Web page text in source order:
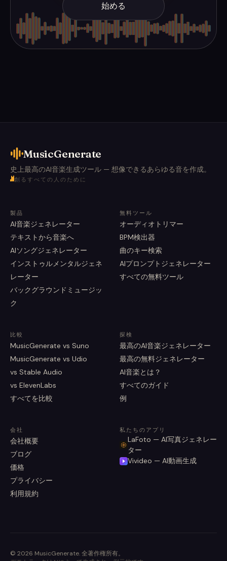
始める
MusicGenerate
史上最高のAI音楽生成ツール — 想像できるあらゆる音を作成。
創るすべての人のために
製品
AI音楽ジェネレーター
テキストから音楽へ
AIソングジェネレーター
インストゥルメンタルジェネ
レーター
バックグラウンドミュージッ
ク
無料ツール
オーディオトリマー
BPM検出器
曲のキー検索
AIプロンプトジェネレーター
すべての無料ツール
比較
MusicGenerate vs Suno
MusicGenerate vs Udio
vs Stable Audio
vs ElevenLabs
すべてを比較
探検
最高のAI音楽ジェネレーター
最高の無料ジェネレーター
AI音楽とは？
すべてのガイド
例
会社
会社概要
ブログ
価格
プライバシー
利用規約
私たちのアプリ
LaFoto — AI写真ジェネレー
ター
Vivideo — AI動画生成
© 2026 MusicGenerate.全著作権所有。